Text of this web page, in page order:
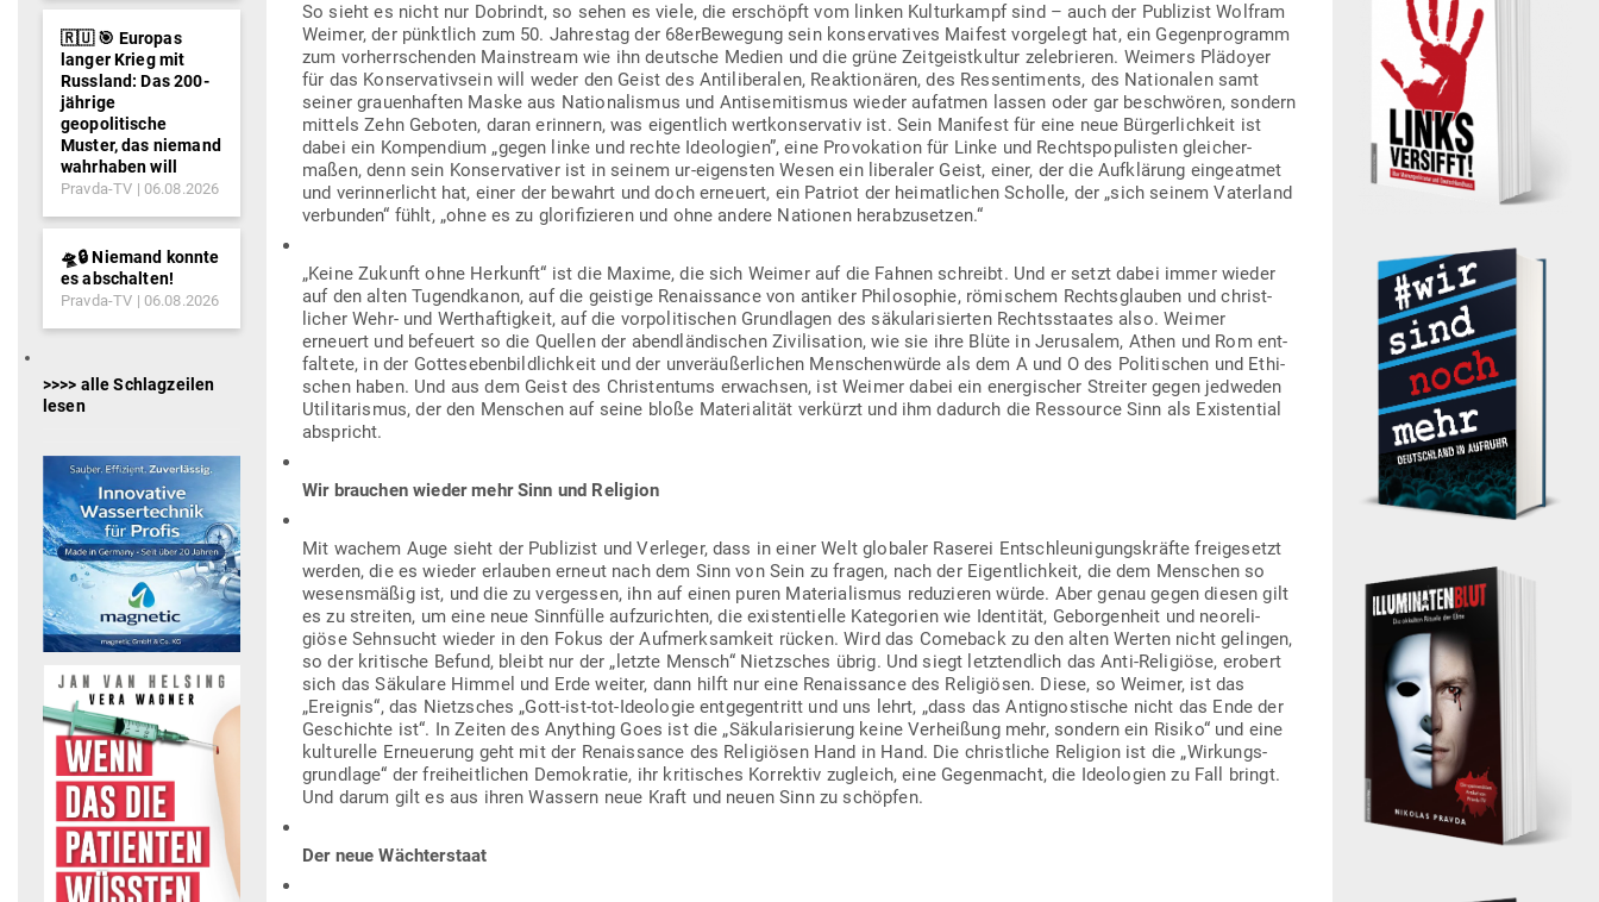
So sieht es nicht nur Dob­rindt, so sehen es viele, die erschöpft vom linken Kul­tur­kampf sind – auch der Publizist Wolfram
Weimer, der pünktlich zum 50. Jah­restag der 68erBewegung sein kon­ser­va­tives Maifest vor­gelegt hat, ein Gegen­pro­gramm
zum vor­herr­schenden Main­stream wie ihn deutsche Medien und die grüne Zeit­geist­kultur zele­brieren. Weimers Plä­doyer
für das Kon­ser­va­tivsein will weder den Geist des Anti­li­be­ralen, Reak­tio­nären, des Res­sen­ti­ments, des Natio­nalen samt
seiner grau­en­haften Maske aus Natio­na­lismus und Anti­se­mi­tismus wieder auf­atmen lassen oder gar beschwören, sondern
mittels Zehn Geboten, daran erinnern, was eigentlich wert­kon­ser­vativ ist. Sein Manifest für eine neue Bür­ger­lichkeit ist
dabei ein Kom­pendium „gegen linke und rechte Ideo­logien”, eine Pro­vo­kation für Linke und Rechts­po­pu­listen glei­cher­
maßen, denn sein Kon­ser­va­tiver ist in seinem ur-eigensten Wesen ein libe­raler Geist, einer, der die Auf­klärung ein­ge­atmet
und ver­in­ner­licht hat, einer der bewahrt und doch erneuert, ein Patriot der hei­mat­lichen Scholle, der „sich seinem Vaterland
ver­bunden“ fühlt, „ohne es zu glo­ri­fi­zieren und ohne andere Nationen herabzusetzen.“
„Keine Zukunft ohne Her­kunft“ ist die Maxime, die sich Weimer auf die Fahnen schreibt. Und er setzt dabei immer wieder
auf den alten Tugend­kanon, auf die geistige Renais­sance von antiker Phi­lo­sophie, römi­schem Rechts­glauben und christ­
licher Wehr- und Wert­haf­tigkeit, auf die vor­po­li­ti­schen Grund­lagen des säku­la­ri­sierten Rechts­staates also. Weimer
erneuert und befeuert so die Quellen der abend­län­di­schen Zivi­li­sation, wie sie ihre Blüte in Jeru­salem, Athen und Rom ent­
faltete, in der Got­tes­eben­bild­lichkeit und der unver­äu­ßer­lichen Men­schen­würde als dem A und O des Poli­ti­schen und Ethi­
schen haben. Und aus dem Geist des Chris­tentums erwachsen, ist Weimer dabei ein ener­gi­scher Streiter gegen jed­weden
Uti­li­ta­rismus, der den Men­schen auf seine bloße Mate­ria­lität ver­kürzt und ihm dadurch die Res­source Sinn als Exis­tential
abspricht.
Wir brauchen wieder mehr Sinn und Religion
Mit wachem Auge sieht der Publizist und Ver­leger, dass in einer Welt glo­baler Raserei Ent­schleu­ni­gungs­kräfte frei­ge­setzt
werden, die es wieder erlauben erneut nach dem Sinn von Sein zu fragen, nach der Eigent­lichkeit, die dem Men­schen so
wesens­mäßig ist, und die zu ver­gessen, ihn auf einen puren Mate­ria­lismus redu­zieren würde. Aber genau gegen diesen gilt
es zu streiten, um eine neue Sinn­fülle auf­zu­richten, die exis­ten­tielle Kate­gorien wie Iden­tität, Gebor­genheit und neo­re­li­
giöse Sehn­sucht wieder in den Fokus der Auf­merk­samkeit rücken. Wird das Comeback zu den alten Werten nicht gelingen,
so der kri­tische Befund, bleibt nur der „letzte Mensch“ Nietz­sches übrig. Und siegt letzt­endlich das Anti-Reli­giöse, erobert
sich das Säkulare Himmel und Erde weiter, dann hilft nur eine Renais­sance des Reli­giösen. Diese, so Weimer, ist das
„Ereignis“, das Nietz­sches „Gott-ist-tot-Ideo­logie ent­ge­gen­tritt und uns lehrt, „dass das Antignos­tische nicht das Ende der
Geschichte ist“. In Zeiten des Any­thing Goes ist die „Säku­la­ri­sierung keine Ver­heißung mehr, sondern ein Risiko“ und eine
kul­tu­relle Erneuerung geht mit der Renais­sance des Reli­giösen Hand in Hand. Die christ­liche Religion ist die „Wir­kungs­
grundlage“ der frei­heit­lichen Demo­kratie, ihr kri­ti­sches Kor­rektiv zugleich, eine Gegen­macht, die Ideo­logien zu Fall bringt.
Und darum gilt es aus ihren Wassern neue Kraft und neuen Sinn zu schöpfen.
Der neue Wächterstaat
🇷🇺 🎯 Europas
langer Krieg mit
Russland: Das 200-
jährige
geopolitische
Muster, das niemand
wahrhaben will
Pravda-TV 06.08.2026
🛸🔒 Niemand konnte
es abschalten!
Pravda-TV 06.08.2026
>>>> alle Schlagzeilen
lesen